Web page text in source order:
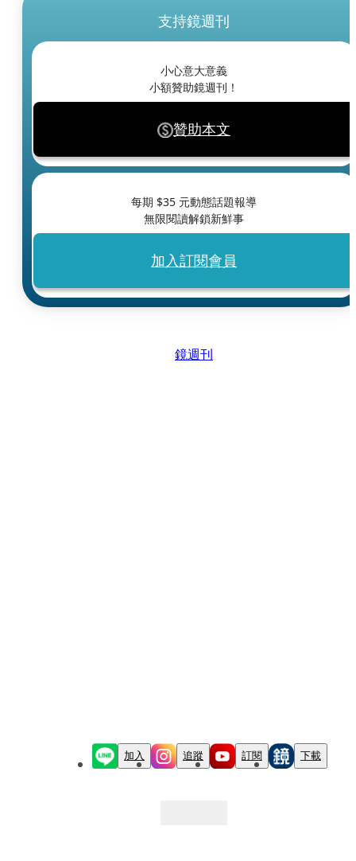
支持鏡週刊
小心意大意義
小額贊助鏡週刊！
贊助本文
每期 $35 元動態話題報導
無限閱讀解鎖新鮮事
加入訂閱會員
鏡週刊
加入 追蹤 訂閱 下載